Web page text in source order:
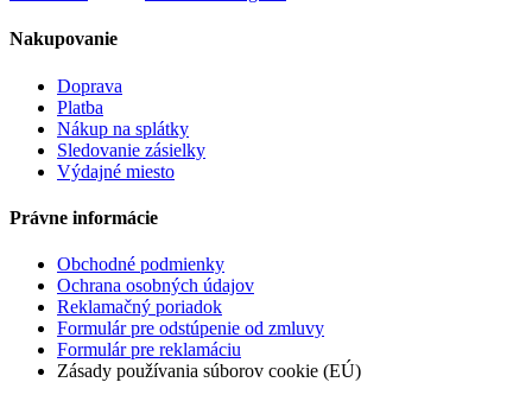
Nakupovanie
Doprava
Platba
Nákup na splátky
Sledovanie zásielky
Výdajné miesto
Právne informácie
Obchodné podmienky
Ochrana osobných údajov
Reklamačný poriadok
Formulár pre odstúpenie od zmluvy
Formulár pre reklamáciu
Zásady používania súborov cookie (EÚ)